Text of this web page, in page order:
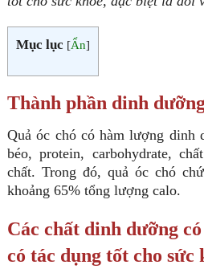
Mục lục [Ẩn]
Thành phần dinh
Quả óc chó có hàm lượng dinh
béo, protein, carbohydrate,
chất. Trong đó, quả óc chó
khoảng 65% tổng lượng calo.
Các chất dinh dưỡng
có tác dụng tốt cho sức